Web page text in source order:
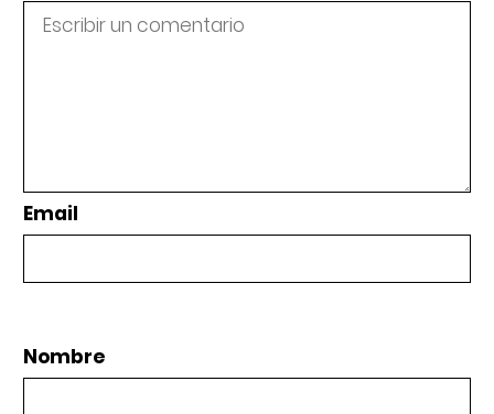
Email
Nombre